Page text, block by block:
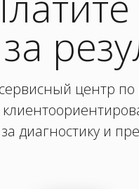
за
центр по
диагностику и